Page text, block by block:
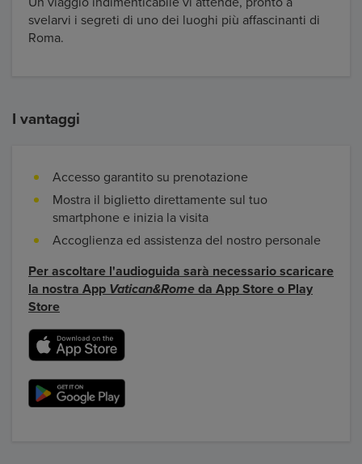
svelarvi i segreti di uno dei luoghi più affascinanti di
Roma.
I vantaggi
Accesso garantito su prenotazione
Mostra il biglietto direttamente sul tuo
smartphone e inizia la visita
Accoglienza ed assistenza del nostro personale
Per ascoltare l'audioguida sarà necessario scaricare
la nostra App Vatican&Rome da App Store o Play
Store